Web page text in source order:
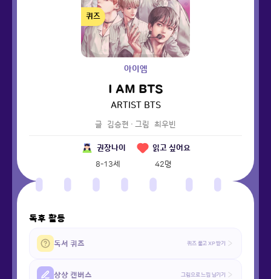
퀴즈
아이엠
I AM BTS
ARTIST BTS
글 김승현 · 그림 최우빈
권장나이
8-13세
읽고 싶어요
42명
독후 활동
독서 퀴즈 퀴즈 풀고 XP 받기
상상 캔버스 그림으로 느낌 남기기